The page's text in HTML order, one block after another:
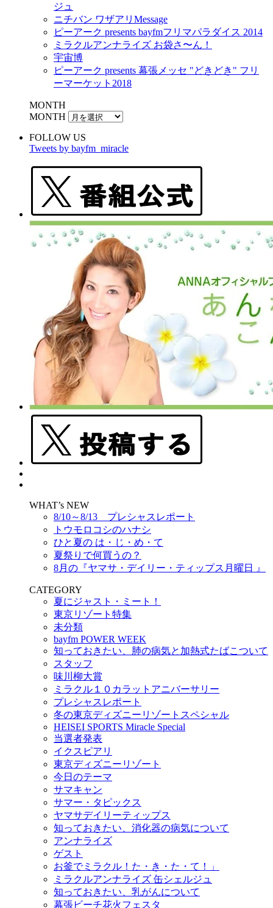
ジュ
ニチバン ワザアリMessage
ピーアーク presents bayfmフリマパラダイス 2014
ミラクルアンナライズ お袋さ〜ん！
宇宙博
ピーアーク presents 幕張メッセ "どきどき" フリ
ーマーケット2018
MONTH
MONTH
FOLLOW US
Tweets by bayfm_miracle
WHAT’s NEW
8/10～8/13 プレシャスレポート
トウモロコシのハナシ
ひと夏の は・じ・め・て
夏祭りで何買うの？
8月の『ヤマサ・デイリー・ティップス月曜日 』
CATEGORY
夏にジャスト・ミート！
東京リゾート特集
未分類
bayfm POWER WEEK
知っておきたい、肺の病気と加熱式たばこついて
スタッフ
味川柳大賞
ミラクル１０カラットアニバーサリー
プレシャスレポート
冬の東京ディズニーリゾートスペシャル
HEISEI SPORTS Miracle Special
当選者発表
イクスピアリ
東京ディズニーリゾート
今日のテーマ
サマキャン
サマー・タピックス
ヤマサデイリーティップス
知っておきたい、消化器の病気について
アンナライズ
ゲスト
お釜でミラクル！た・き・た・て！」
ミラクルアンナライズ 缶シェルジュ
知っておきたい、乳がんについて
幕張ビーチ花火フェスタ